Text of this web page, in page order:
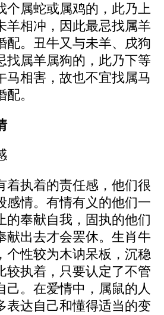
个属蛇或属鸡的，此乃上
羊相冲，因此最忌找属羊
配。丑牛又与未羊、戌狗
找属羊属狗的，此乃下等
马相害，故也不宜找属马
。
着执着的责任感，他们很
感情。有情有义的他们一
的奉献自我，固执的他们
献出去才会罢休。生肖牛
个性较为木讷呆板，沉稳
较执着，只要认定了不管
己。在爱情中，属鼠的人
表达自己和懂得适当的变